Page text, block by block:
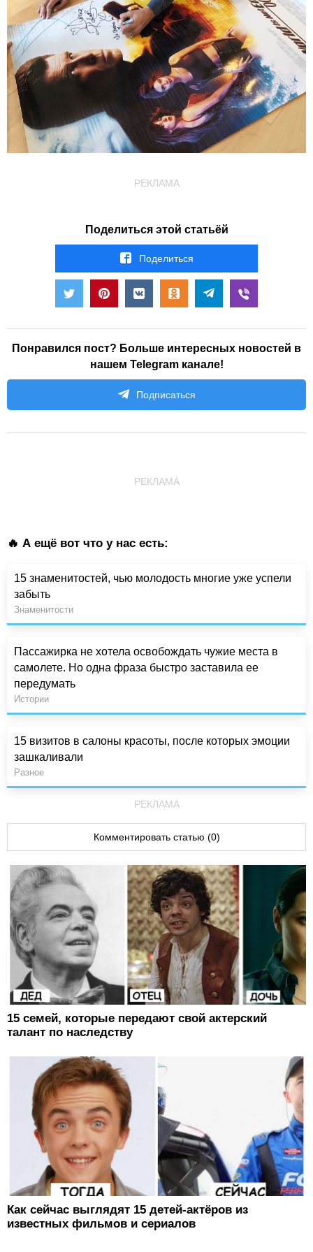
РЕКЛАМА
Поделиться этой статьёй
Поделиться
Понравился пост? Больше интересных новостей в
нашем Telegram канале!
Подписаться
РЕКЛАМА
🔥 А ещё вот что у нас есть:
15 знаменитостей, чью молодость многие уже успели
забыть
Знаменитости
Пассажирка не хотела освобождать чужие места в
самолете. Но одна фраза быстро заставила ее
передумать
Истории
15 визитов в салоны красоты, после которых эмоции
зашкаливали
Разное
РЕКЛАМА
Комментировать статью (0)
15 семей, которые передают свой актерский
талант по наследству
Как сейчас выглядят 15 детей-актёров из
известных фильмов и сериалов